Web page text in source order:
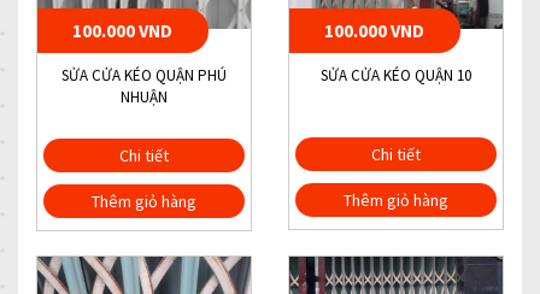
100.000 VND
SỬA CỬA KÉO QUẬN PHÚ
NHUẬN
Chi tiết
Thêm giỏ hàng
100.000 VND
SỬA CỬA KÉO QUẬN 10
Chi tiết
Thêm giỏ hàng